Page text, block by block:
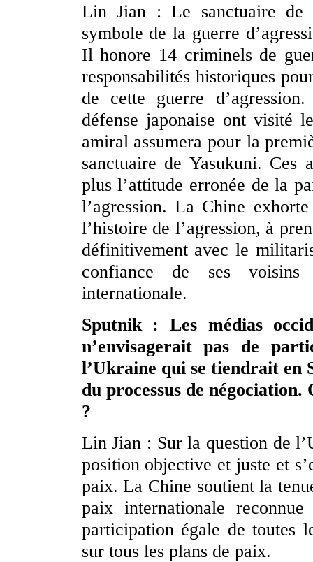
Lin Jian : Le sanctuaire de
symbole de la guerre
Il honore 14 criminels de
responsabilités historiques
de cette guerre
défense japonaise ont visité
amiral assumera pour la
sanctuaire de Yasukuni. Ces
plus l’attitude erronée de la
l’agression. La Chine
l’histoire de l’agression, à
définitivement avec le
confiance de ses
internationale.
Sputnik : Les médias
n’envisagerait pas de
l’Ukraine qui se tiendrait en
du processus de
?
Lin Jian : Sur la question de
position objective et juste et
paix. La Chine soutient la
paix internationale
participation égale de toutes
sur tous les plans de paix.